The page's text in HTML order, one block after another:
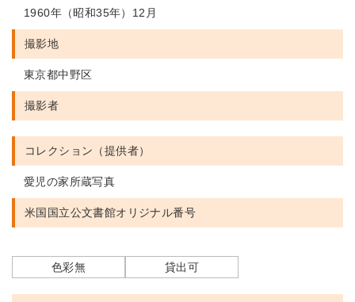
1960年（昭和35年）12月
撮影地
東京都中野区
撮影者
コレクション（提供者）
愛児の家所蔵写真
米国国立公文書館オリジナル番号
色彩無 貸出可